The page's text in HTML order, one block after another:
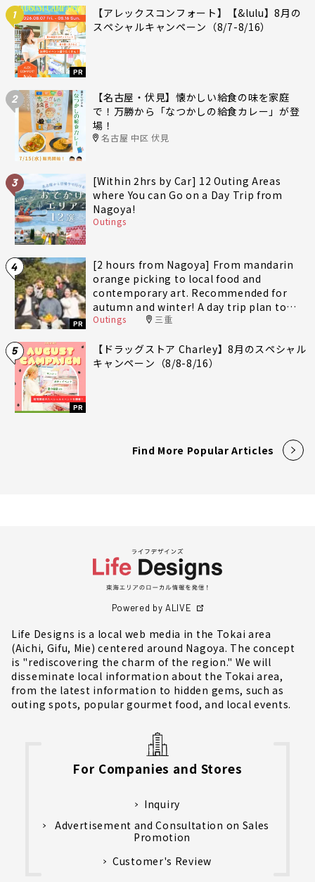
1
PR
【アレックスコンフォート】【&lulu】8月の
スペシャルキャンペーン（8/7-8/16）
2
【名古屋・伏見】懐かしい給食の味を家庭
で！万勝から「なつかしの給食カレー」が登
場！
名古屋 中区 伏見
3
[Within 2hrs by Car] 12 Outing Areas
where You can Go on a Day Trip from
Nagoya!
Outings
4
PR
[2 hours from Nagoya] From mandarin
orange picking to local food and
contemporary art. Recommended for
autumn and winter! A day trip plan to
fully enjoy Minami-Ise Town
Outings 三重
5
PR
【ドラッグストア Charley】8月のスペシャル
キャンペーン（8/8-8/16）
Find More Popular Articles
Powered by ALIVE
Life Designs is a local web media in the Tokai area
(Aichi, Gifu, Mie) centered around Nagoya. The concept
is "rediscovering the charm of the region." We will
disseminate local information about the Tokai area,
from the latest information to hidden gems, such as
outing spots, popular gourmet food, and local events.
For Companies and Stores
Inquiry
Advertisement and Consultation on Sales
Promotion
Customer's Review